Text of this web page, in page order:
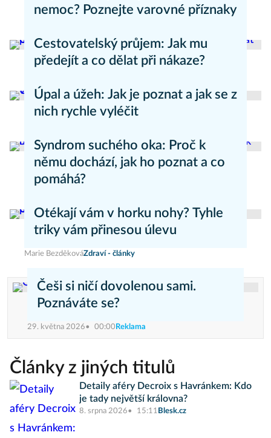
nemoc? Poznejte varovné příznaky
Cestovatelský průjem: Jak mu
předejít a co dělat při nákaze?
Aneta Valešová
Úpal a úžeh: Jak je poznat a jak se z
nich rychle vyléčit
Syndrom suchého oka: Proč k
němu dochází, jak ho poznat a co
pomáhá?
Otékají vám v horku nohy? Tyhle
triky vám přinesou úlevu
Marie BezděkováZdraví - články
Češi si ničí dovolenou sami.
Poznáváte se?
29. května 2026 00:00 Reklama
Články z jiných titulů
Detaily aféry Decroix s Havránkem: Kdo
je tady největší královna?
8. srpna 2026 15:11 Blesk.cz